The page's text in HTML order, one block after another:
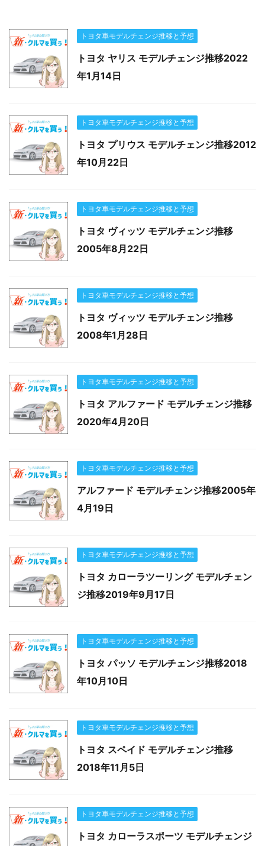
トヨタ車モデルチェンジ推移と予想
トヨタ ヤリス モデルチェンジ推移2022
年1月14日
トヨタ車モデルチェンジ推移と予想
トヨタ プリウス モデルチェンジ推移2012
年10月22日
トヨタ車モデルチェンジ推移と予想
トヨタ ヴィッツ モデルチェンジ推移
2005年8月22日
トヨタ車モデルチェンジ推移と予想
トヨタ ヴィッツ モデルチェンジ推移
2008年1月28日
トヨタ車モデルチェンジ推移と予想
トヨタ アルファード モデルチェンジ推移
2020年4月20日
トヨタ車モデルチェンジ推移と予想
アルファード モデルチェンジ推移2005年
4月19日
トヨタ車モデルチェンジ推移と予想
トヨタ カローラツーリング モデルチェン
ジ推移2019年9月17日
トヨタ車モデルチェンジ推移と予想
トヨタ パッソ モデルチェンジ推移2018
年10月10日
トヨタ車モデルチェンジ推移と予想
トヨタ スペイド モデルチェンジ推移
2018年11月5日
トヨタ車モデルチェンジ推移と予想
トヨタ カローラスポーツ モデルチェンジ